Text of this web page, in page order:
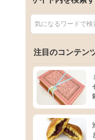
注目のコンテン